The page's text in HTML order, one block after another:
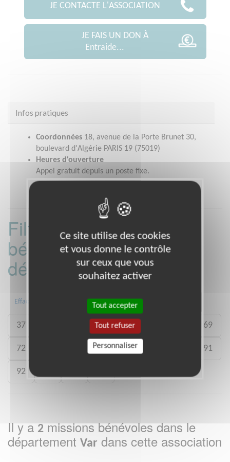
JE CONTACTE L'ASSOCIATION
JE FAIS UN DON À
Entraide...
Infos pratiques
Coordonnées 18, avenue de la Porte Brunet 30,
boulevard d'Algérie PARIS 19 (75019)
Heures d'ouverture
Appel gratuit depuis un poste fixe.
Filtrer les missions
bénévoles par
département :
Effacer 17 31
37 45 49 69
72 77 78 91
92
Il y a2missions bénévoles dans le
département Var dans cette association
Ce site utilise des cookies
et vous donne le contrôle
sur ceux que vous
souhaitez activer
Tout accepter
Tout refuser
Personnaliser